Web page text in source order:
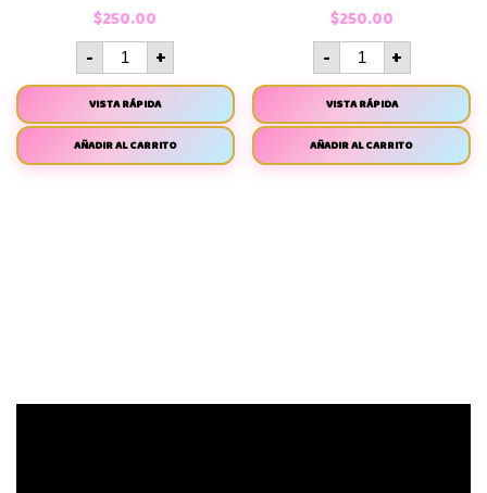
$250.00
- +
VISTA RÁPIDA
AÑADIR AL CARRITO
$250.00
- +
VISTA RÁPIDA
AÑADIR AL CARRITO